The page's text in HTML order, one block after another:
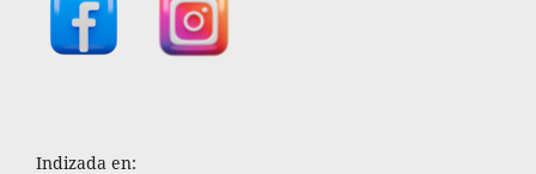
Indizada en: